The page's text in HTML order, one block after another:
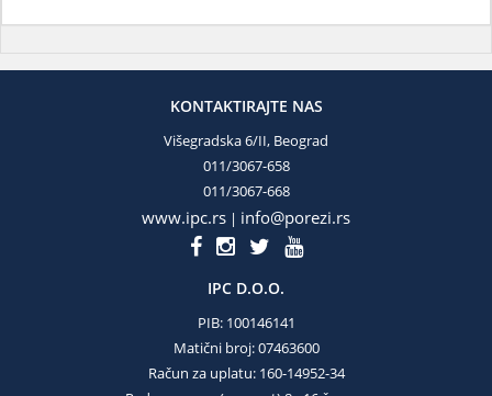
KONTAKTIRAJTE NAS
Višegradska 6/II, Beograd
011/3067-658
011/3067-668
www.ipc.rs | info@porezi.rs
IPC D.O.O.
PIB: 100146141
Matični broj: 07463600
Račun za uplatu: 160-14952-34